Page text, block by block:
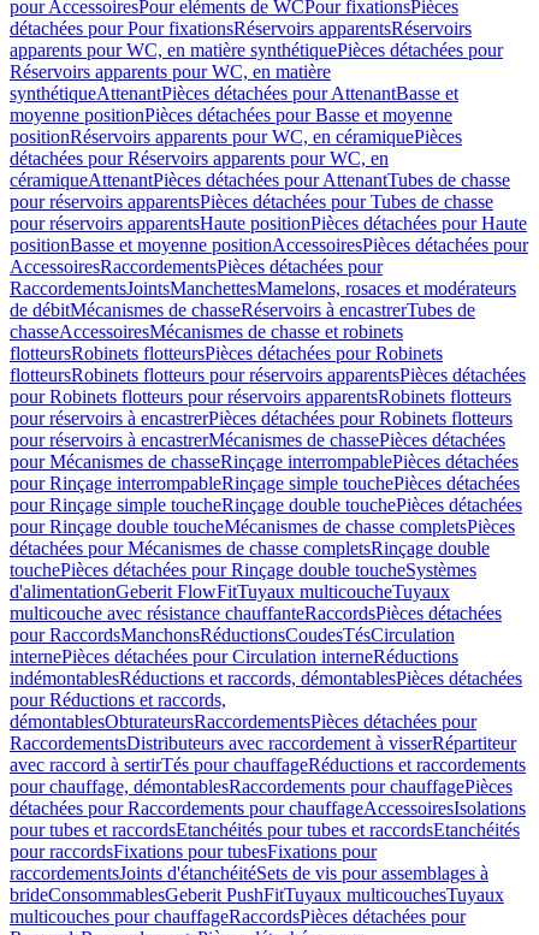
pour AccessoiresPour eléments de WCPour fixationsPièces
détachées pour Pour fixationsRéservoirs apparentsRéservoirs
apparents pour WC, en matière synthétiquePièces détachées pour
Réservoirs apparents pour WC, en matière
synthétiqueAttenantPièces détachées pour AttenantBasse et
moyenne positionPièces détachées pour Basse et moyenne
positionRéservoirs apparents pour WC, en céramiquePièces
détachées pour Réservoirs apparents pour WC, en
céramiqueAttenantPièces détachées pour AttenantTubes de chasse
pour réservoirs apparentsPièces détachées pour Tubes de chasse
pour réservoirs apparentsHaute positionPièces détachées pour Haute
positionBasse et moyenne positionAccessoiresPièces détachées pour
AccessoiresRaccordementsPièces détachées pour
RaccordementsJointsManchettesMamelons, rosaces et modérateurs
de débitMécanismes de chasseRéservoirs à encastrerTubes de
chasseAccessoiresMécanismes de chasse et robinets
flotteursRobinets flotteursPièces détachées pour Robinets
flotteursRobinets flotteurs pour réservoirs apparentsPièces détachées
pour Robinets flotteurs pour réservoirs apparentsRobinets flotteurs
pour réservoirs à encastrerPièces détachées pour Robinets flotteurs
pour réservoirs à encastrerMécanismes de chassePièces détachées
pour Mécanismes de chasseRinçage interrompablePièces détachées
pour Rinçage interrompableRinçage simple touchePièces détachées
pour Rinçage simple toucheRinçage double touchePièces détachées
pour Rinçage double toucheMécanismes de chasse completsPièces
détachées pour Mécanismes de chasse completsRinçage double
touchePièces détachées pour Rinçage double toucheSystèmes
d'alimentationGeberit FlowFitTuyaux multicoucheTuyaux
multicouche avec résistance chauffanteRaccordsPièces détachées
pour RaccordsManchonsRéductionsCoudesTésCirculation
internePièces détachées pour Circulation interneRéductions
indémontablesRéductions et raccords, démontablesPièces détachées
pour Réductions et raccords,
démontablesObturateursRaccordementsPièces détachées pour
RaccordementsDistributeurs avec raccordement à visserRépartiteur
avec raccord à sertirTés pour chauffageRéductions et raccordements
pour chauffage, démontablesRaccordements pour chauffagePièces
détachées pour Raccordements pour chauffageAccessoiresIsolations
pour tubes et raccordsEtanchéités pour tubes et raccordsEtanchéités
pour raccordsFixations pour tubesFixations pour
raccordementsJoints d'étanchéitéSets de vis pour assemblages à
brideConsommablesGeberit PushFitTuyaux multicouchesTuyaux
multicouches pour chauffageRaccordsPièces détachées pour